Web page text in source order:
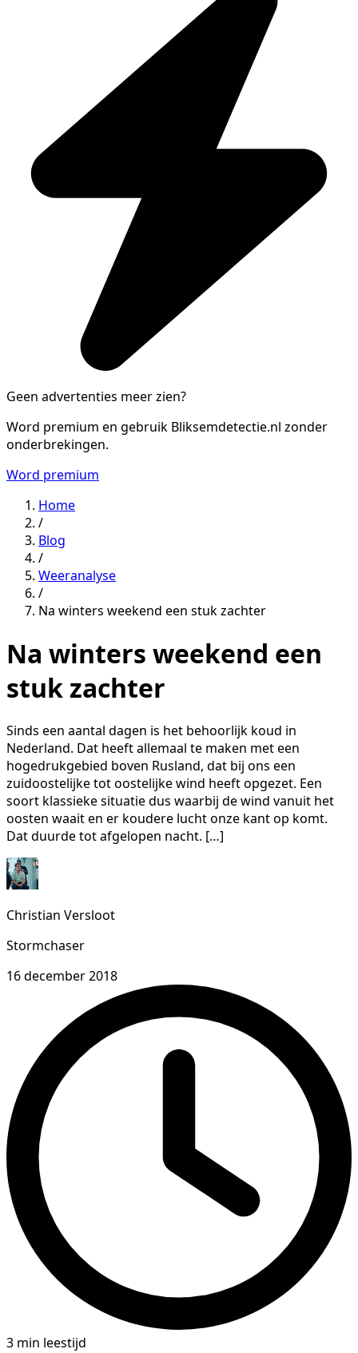
Geen advertenties meer zien?
Word premium en gebruik Bliksemdetectie.nl zonder
onderbrekingen.
Word premium
Home
/
Blog
/
Weeranalyse
/
Na winters weekend een stuk zachter
Na winters weekend een
stuk zachter
Sinds een aantal dagen is het behoorlijk koud in
Nederland. Dat heeft allemaal te maken met een
hogedrukgebied boven Rusland, dat bij ons een
zuidoostelijke tot oostelijke wind heeft opgezet. Een
soort klassieke situatie dus waarbij de wind vanuit het
oosten waait en er koudere lucht onze kant op komt.
Dat duurde tot afgelopen nacht. […]
Christian Versloot
Stormchaser
16 december 2018
3 min leestijd